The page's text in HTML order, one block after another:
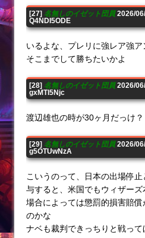
[27] 名無しのイゼット団員2026/
Q4NDI5ODE
いるよな、プレリに強レア強
そこまでして勝ちたいかよ
[28] 名無しのイゼット団員2026/
gxMTI5Njc
渡辺雄也の時が30ヶ月だっけ？
[29] 名無しのイゼット団員2026/
g5OTUwNzA
こいうのって、日本の出場停
与すると、米国でもウィザー
場合によっては懲罰的損害賠
のかな
ナベも裁判できっちりと戦っ